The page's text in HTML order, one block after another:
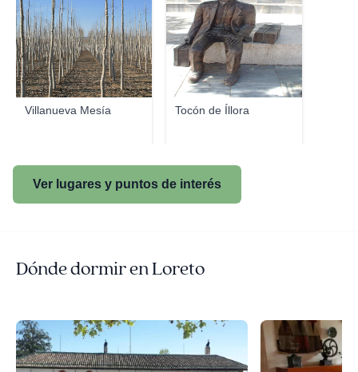
Villanueva Mesía Tocón de Íllora
Ver lugares y puntos de interés
Dónde dormir en Loreto